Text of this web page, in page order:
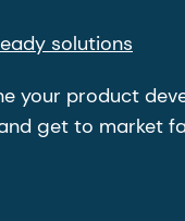
solutions
your product
get to market